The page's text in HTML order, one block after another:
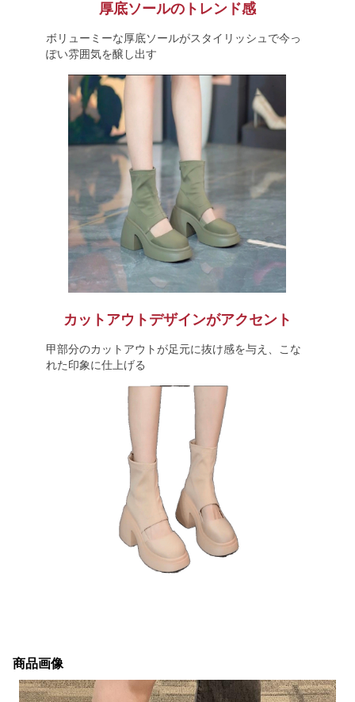
厚底ソールのトレンド感
ボリューミーな厚底ソールがスタイリッシュで今っ
ぽい雰囲気を醸し出す
カットアウトデザインがアクセント
甲部分のカットアウトが足元に抜け感を与え、こな
れた印象に仕上げる
商品画像